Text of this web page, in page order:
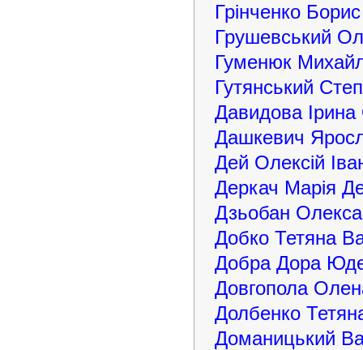
Грінченко
Грушевський
Гуменюк
Гутянський
Давидова Ірина
Дашкевич
Дей Олексій
Деркач Марія
Дзьобан
Добко Тетяна
Добра Дора
Довгопола
Долбенко
Доманицький